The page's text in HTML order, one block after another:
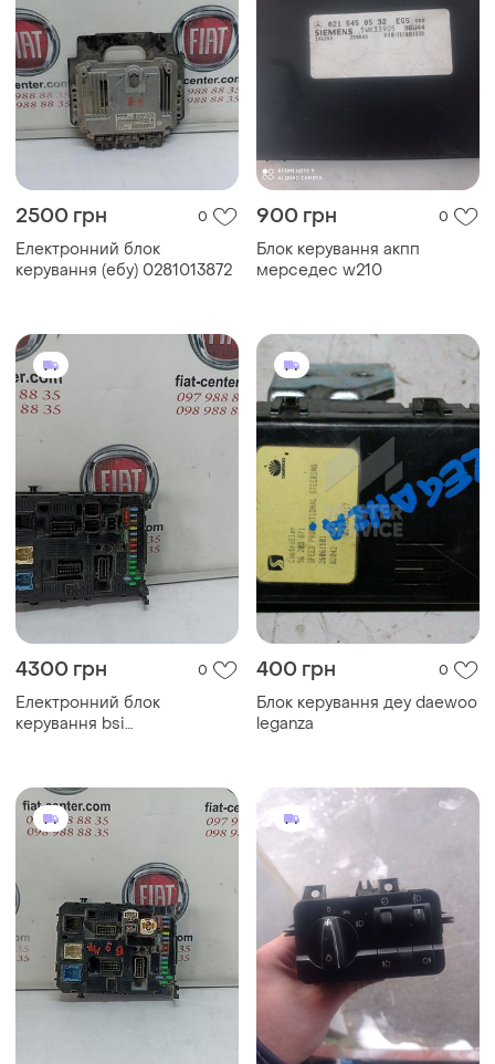
2500 грн 0
Електронний блок
керування (ебу) 0281013872
900 грн 0
Блок керування акпп
мерседес w210
4300 грн 0
Електронний блок
керування bsi
400 грн 0
Блок керування деу daewoo
leganza